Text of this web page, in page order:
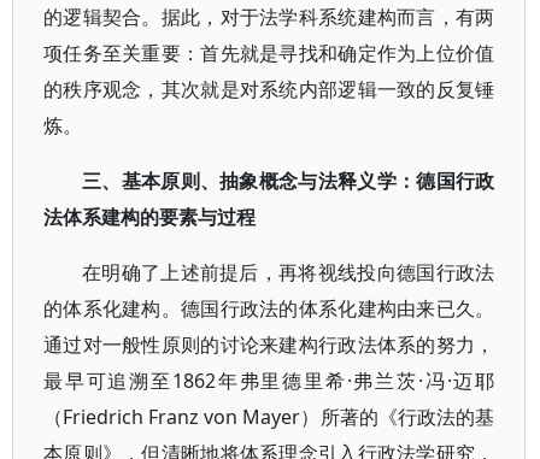
的逻辑契合。据此，对于法学科系统建构而言，有两
项任务至关重要：首先就是寻找和确定作为上位价值
的秩序观念，其次就是对系统内部逻辑一致的反复锤
炼。
三、基本原则、抽象概念与法释义学：德国行政
法体系建构的要素与过程
在明确了上述前提后，再将视线投向德国行政法
的体系化建构。德国行政法的体系化建构由来已久。
通过对一般性原则的讨论来建构行政法体系的努力，
最早可追溯至1862年弗里德里希·弗兰茨·冯·迈耶
（Friedrich Franz von Mayer）所著的《行政法的基
本原则》，但清晰地将体系理念引入行政法学研究，